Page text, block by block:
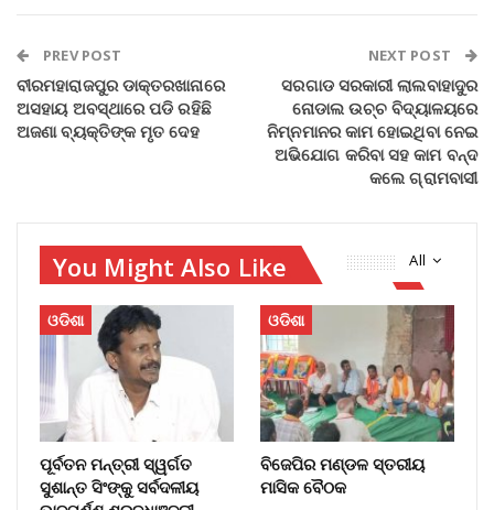
PREV POST
ବୀରମହାରାଜପୁର ଡାକ୍ତରଖାନାରେ
ଅସହାୟ ଅବସ୍ଥାରେ ପଡି ରହିଛି
ଅଜଣା ବ୍ୟକ୍ତିଙ୍କ ମୃତ ଦେହ
NEXT POST
ସରଗାଡ ସରକାରୀ ଲାଲବାହାଦୁର
ନୋଡାଲ ଉଚ୍ଚ ବିଦ୍ୟାଳୟରେ
ନିମ୍ନମାନର କାମ ହୋଇଥିବା ନେଇ
ଅଭିଯୋଗ କରିବା ସହ କାମ ବନ୍ଦ
କଲେ ଗ୍ରାମବାସୀ
All
You Might Also Like
ଓଡିଶା
ପୂର୍ବତନ ମନ୍ତ୍ରୀ ସ୍ୱର୍ଗତ
ସୁଶାନ୍ତ ସିଂଙ୍କୁ ସର୍ବଦଳୀୟ
ଓଡିଶା
ବିଜେପିର ମଣ୍ଡଳ ସ୍ତରୀୟ
ମାସିକ ବୈଠକ